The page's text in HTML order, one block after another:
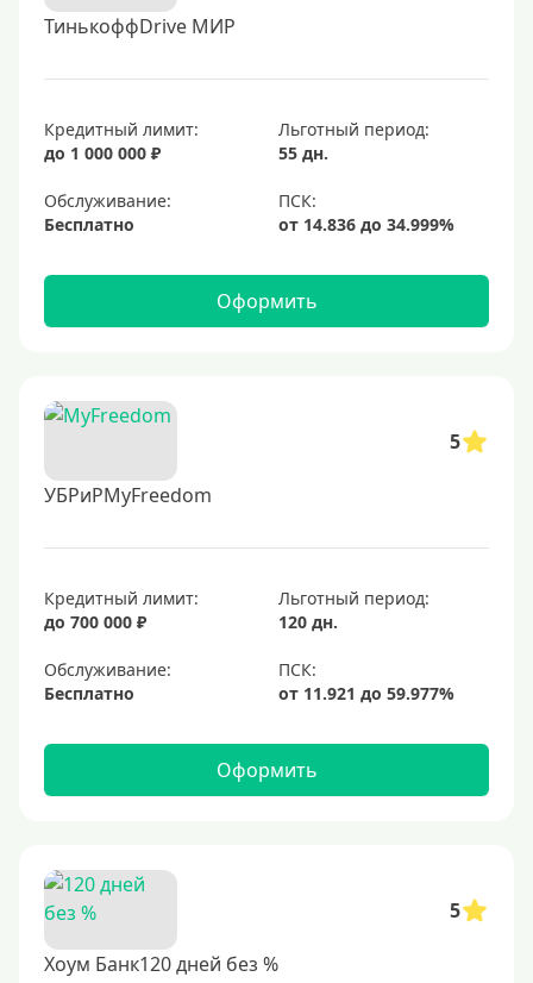
ТинькоффDrive МИР
Кредитный лимит:
до 1 000 000 ₽
Льготный период:
55 дн.
Обслуживание:
Бесплатно
Оформить
5
УБРиРMyFreedom
Кредитный лимит:
до 700 000 ₽
Льготный период:
120 дн.
Обслуживание:
Бесплатно
Оформить
5
Хоум Банк120 дней без %